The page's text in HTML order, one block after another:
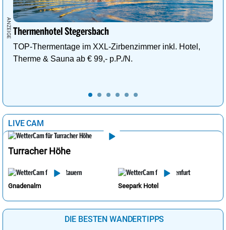
Thermenhotel Stegersbach
TOP-Thermentage im XXL-Zirbenzimmer inkl. Hotel,
Therme & Sauna ab € 99,- p.P./N.
LIVE CAM
Turracher Höhe
Gnadenalm Seepark Hotel
DIE BESTEN WANDERTIPPS